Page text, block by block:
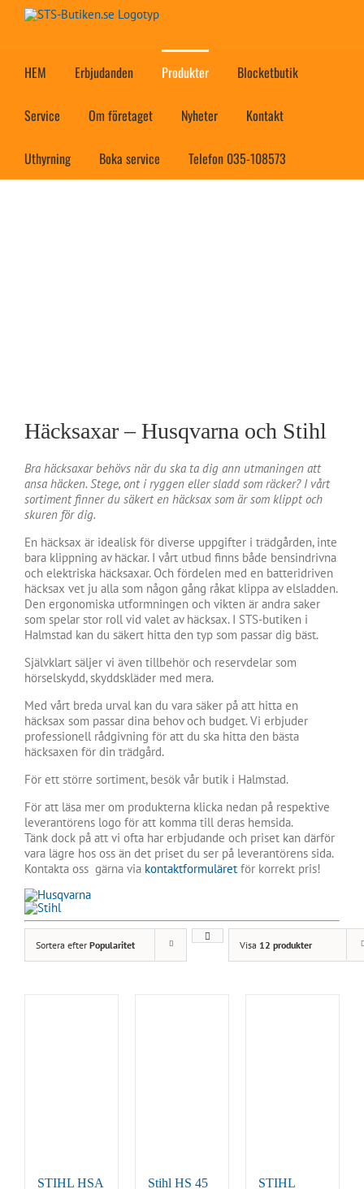
Fortsätt
HEM Erbjudanden Produkter Blocketbutik
Service Om företaget Nyheter Kontakt
Uthyrning Boka service Telefon 035-108573
Häcksaxar – Husqvarna och Stihl
Bra häcksaxar behövs när du ska ta dig ann utmaningen att
ansa häcken. Stege, ont i ryggen eller sladd som räcker? I vårt
sortiment finner du säkert en häcksax som är som klippt och
skuren för dig.
En häcksax är idealisk för diverse uppgifter i trädgården, inte
bara klippning av häckar. I vårt utbud finns både bensindrivna
och elektriska häcksaxar. Och fördelen med en batteridriven
häcksax vet ju alla som någon gång råkat klippa av elsladden.
Den ergonomiska utformningen och vikten är andra saker
som spelar stor roll vid valet av häcksax. I STS-butiken i
Halmstad kan du säkert hitta den typ som passar dig bäst.
Självklart säljer vi även tillbehör och reservdelar som
hörselskydd, skyddskläder med mera.
Med vårt breda urval kan du vara säker på att hitta en
häcksax som passar dina behov och budget. Vi erbjuder
professionell rådgivning för att du ska hitta den bästa
häcksaxen för din trädgård.
För ett större sortiment, besök vår butik i Halmstad.
För att läsa mer om produkterna klicka nedan på respektive
leverantörens logo för att komma till deras hemsida.
Tänk dock på att vi ofta har erbjudande och priset kan därför
vara lägre hos oss än det priset du ser på leverantörens sida.
Kontakta oss gärna via kontaktformuläret för korrekt pris!
Sortera efter Popularitet Visa 12 produkter
STIHL HSA
Stihl HS 45
STIHL